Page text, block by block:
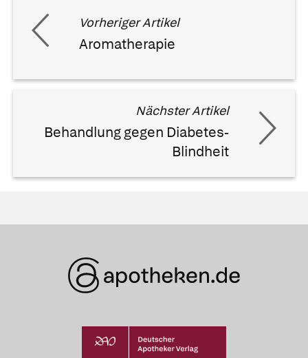
Vorheriger Artikel
Aromatherapie
Nächster Artikel
Behandlung gegen Diabetes-
Blindheit